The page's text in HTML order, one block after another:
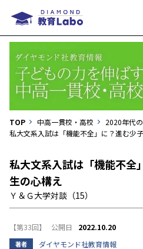
TOP 中高一貫校・高校
2020年代
私大文系入試は「機能不全」に？進む少
私大文系入試は「機能不全
生の心構え
Ｙ＆Ｇ大学対談（15）
【第33回】 2022.10.20
著者
ダイヤモンド社教育情報